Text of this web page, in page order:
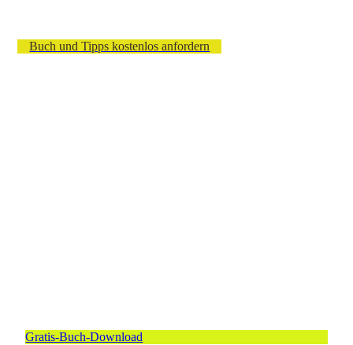
Buch und Tipps kostenlos anfordern
Gratis-Buch-Download